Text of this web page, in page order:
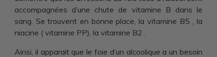
accompagnées d’une chute de vitamine B dans le
sang. Se trouvent en bonne place, la vitamine B5 , la
niacine ( vitamine PP), la vitamine B2 .
Ainsi, il apparait que le foie d’un alcoolique a un besoin